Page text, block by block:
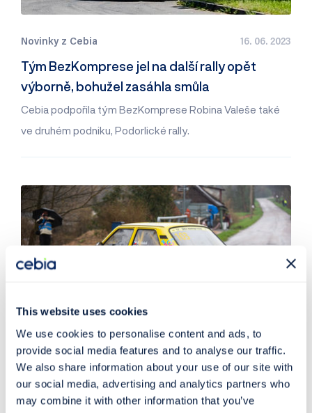
This website uses cookies
We use cookies to personalise content and ads, to
provide social media features and to analyse our traffic.
We also share information about your use of our site with
our social media, advertising and analytics partners who
may combine it with other information that you’ve
Novinky z Cebia 16. 06. 2023
Tým BezKomprese jel na další rally opět
výborně, bohužel zasáhla smůla
Cebia podpořila tým BezKomprese Robina Valeše také
ve druhém podniku, Podorlické rally.
Novinky z Cebia 22. 05. 2023
Cebia podpořila rallye tým BezKomprese